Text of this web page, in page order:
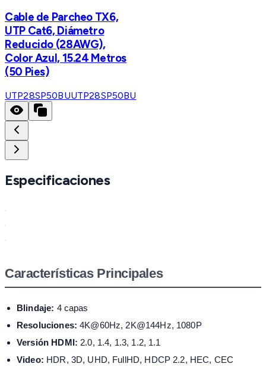
Cable de Parcheo TX6,
UTP Cat6, Diámetro
Reducido (28AWG),
Color Azul, 15.24 Metros
(50 Pies)
UTP28SP50BUUTP28SP50BU
Especificaciones
Características Principales
Blindaje: 4 capas
Resoluciones: 4K@60Hz, 2K@144Hz, 1080P
Versión HDMI: 2.0, 1.4, 1.3, 1.2, 1.1
Video: HDR, 3D, UHD, FullHD, HDCP 2.2, HEC, CEC